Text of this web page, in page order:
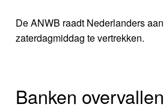
De ANWB raadt Nederlanders
zaterdagmiddag te vertrekken.
Banken